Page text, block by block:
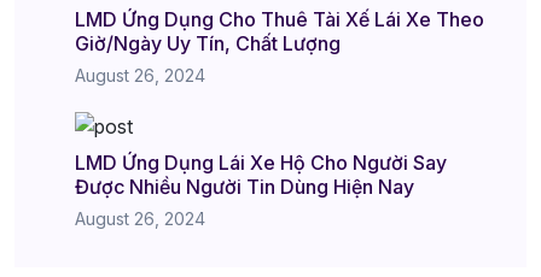
LMD Ứng Dụng Cho Thuê Tài Xế Lái Xe Theo
Giờ/Ngày Uy Tín, Chất Lượng
August 26, 2024
LMD Ứng Dụng Lái Xe Hộ Cho Người Say
Được Nhiều Người Tin Dùng Hiện Nay
August 26, 2024